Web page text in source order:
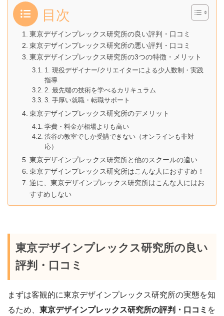
目次
東京デザインプレックス研究所の良い評判・口コミ
東京デザインプレックス研究所の悪い評判・口コミ
東京デザインプレックス研究所の3つの特徴・メリット
1. 現役デザイナー/クリエイターによる少人数制・実践
指導
2. 最先端の技術を学べるカリキュラム
3. 手厚い就職・転職サポート
東京デザインプレックス研究所のデメリット
学費・料金が相場よりも高い
渋谷の教室でしか受講できない（オンラインも非対
応）
東京デザインプレックス研究所と他のスクールの違い
東京デザインプレックス研究所はこんな人におすすめ！
逆に、東京デザインプレックス研究所はこんな人にはお
すすめしない
東京デザインプレックス研究所の良い
評判・口コミ
まずは客観的に東京デザインプレックス研究所の実態を知
るため、 東京デザインプレックス研究所の評判・口コミ を